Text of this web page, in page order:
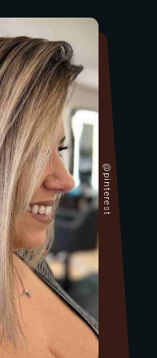
@pinterest